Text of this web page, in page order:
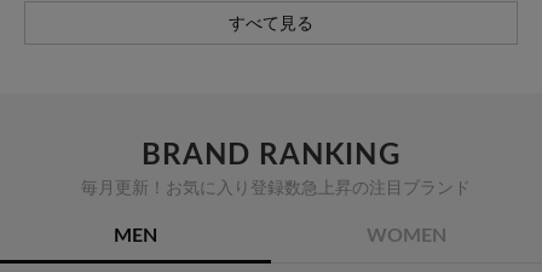
すべて見る
BRAND RANKING
毎月更新！お気に入り登録数急上昇の注目ブランド
MEN WOMEN